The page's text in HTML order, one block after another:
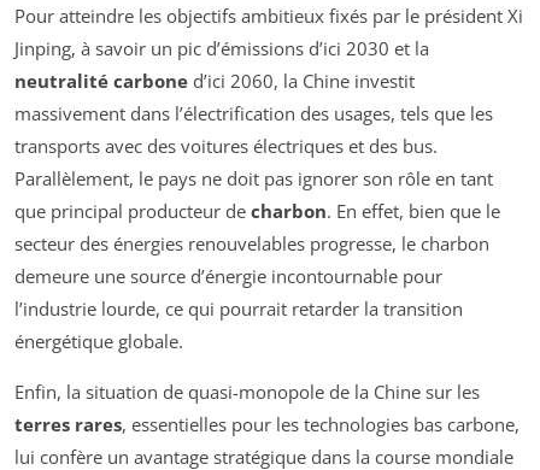
Pour atteindre les objectifs ambitieux fixés par le président Xi
Jinping, à savoir un pic d’émissions d’ici 2030 et la
neutralité carbone d’ici 2060, la Chine investit
massivement dans l’électrification des usages, tels que les
transports avec des voitures électriques et des bus.
Parallèlement, le pays ne doit pas ignorer son rôle en tant
que principal producteur de charbon. En effet, bien que le
secteur des énergies renouvelables progresse, le charbon
demeure une source d’énergie incontournable pour
l’industrie lourde, ce qui pourrait retarder la transition
énergétique globale.
Enfin, la situation de quasi-monopole de la Chine sur les
terres rares, essentielles pour les technologies bas carbone,
lui confère un avantage stratégique dans la course mondiale